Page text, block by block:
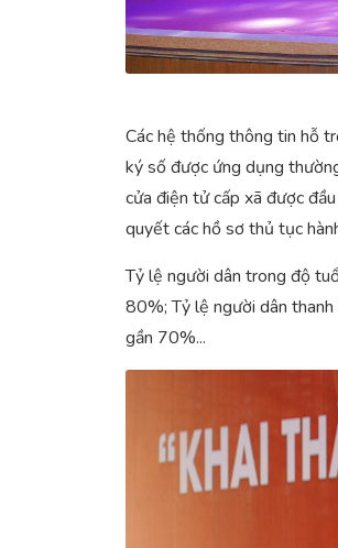
Các hệ thống thông tin hỗ
ký số được ứng dụng
cửa điện tử cấp xã được
quyết các hồ sơ thủ tục
Tỷ lệ người dân trong độ
80%; Tỷ lệ người dân
gần 70%...